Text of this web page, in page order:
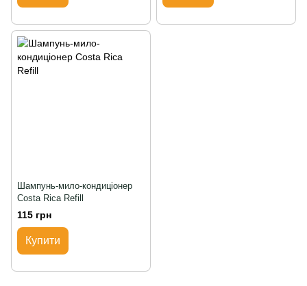
Шампунь-мило-кондиціонер
Costa Rica Refill
115 грн
Купити